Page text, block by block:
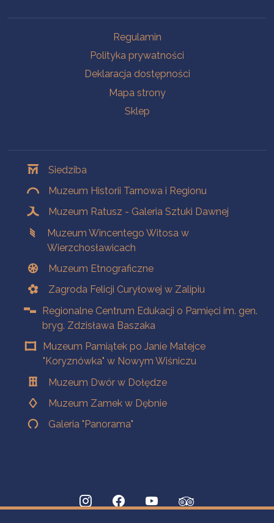
Regulamin
Polityka prywatności
Deklaracja dostępności
Mapa strony
Sklep
Siedziba
Muzeum Historii Tarnowa i Regionu
Muzeum Ratusz - Galeria Sztuki Dawnej
Muzeum Wincentego Witosa w
Wierzchosławicach
Muzeum Etnograficzne
Zagroda Felicji Curyłowej w Zalipiu
Regionalne Centrum Edukacji o Pamięci im. gen.
bryg. Zdzisława Baszaka
Muzeum Pamiątek po Janie Matejce
"Koryznówka" w Nowym Wiśniczu
Muzeum Dwór w Dołędze
Muzeum Zamek w Dębnie
Galeria "Panorama"